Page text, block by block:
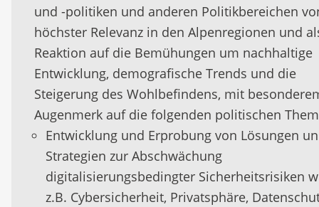
und -politiken und anderen Politikbereichen
höchster Relevanz in den Alpenregionen und
Reaktion auf die Bemühungen um nachhaltige
Entwicklung, demografische Trends und die
Steigerung des Wohlbefindens, mit
Augenmerk auf die folgenden politischen
Entwicklung und Erprobung von Lösungen
Strategien zur Abschwächung
digitalisierungsbedingter Sicherheitsrisiken
z.B. Cybersicherheit, Privatsphäre,